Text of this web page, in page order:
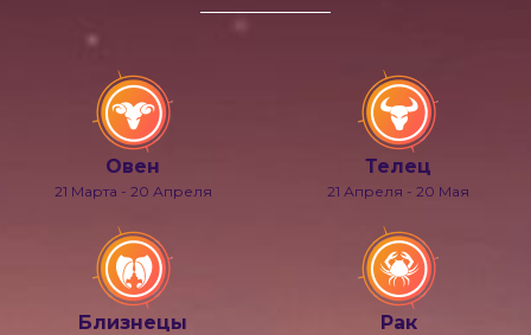
Овен
21 Марта - 20 Апреля
Телец
21 Апреля - 20 Мая
Близнецы Рак